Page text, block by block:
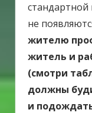
стандартной
не
жителю
житель и
(смотри
должны
и